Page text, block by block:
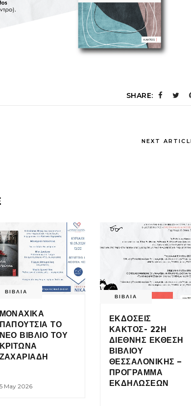
SHARE:
NEXT
ΒΙΒΛΙΑ
ΜΟΝΑΧΙΚΑ
ΠΑΠΟΥΤΣΙΑ ΤΟ
ΝΕΟ ΒΙΒΛΙΟ ΤΟΥ
ΚΡΙΤΩΝΑ
ΖΑΧΑΡΙΑΔΗ
5 May 2026
ΒΙΒΛΙΑ
ΕΚΔΟΣΕΙΣ
ΚΑΚΤΟΣ- 22Η
ΔΙΕΘΝΗΣ ΕΚΘΕΣΗ
ΒΙΒΛΙΟΥ
ΘΕΣΣΑΛΟΝΙΚΗΣ –
ΠΡΟΓΡΑΜΜΑ
ΕΚΔΗΛΩΣΕΩΝ